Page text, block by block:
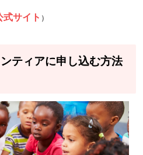
サイト ）
ティアに申し込む方法